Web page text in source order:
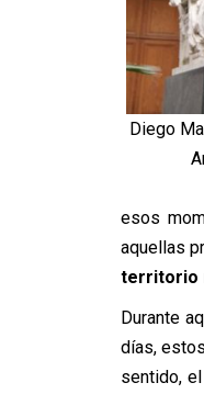
Diego
esos
aquellas
territorio
Durante
días,
sentido,